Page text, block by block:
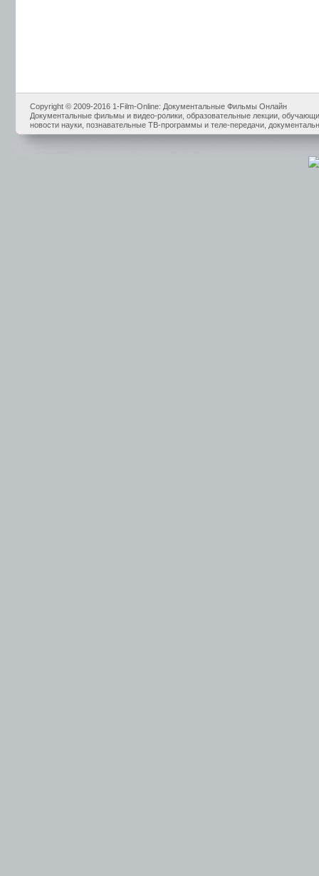
Copyright © 2009-2016 1-Film-Online: Документальные Фильмы Онлайн
Документальные фильмы и видео-ролики, образовательные лекции,
новости науки, познавательные ТВ-программы и теле-передачи,